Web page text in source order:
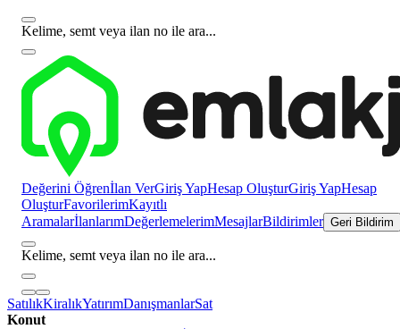
Kelime, semt veya ilan no ile ara...
Değerini Öğrenİlan VerGiriş YapHesap OluşturGiriş YapHesap
OluşturFavorilerimKayıtlı
AramalarİlanlarımDeğerlemelerimMesajlarBildirimler Geri Bildirim
Kelime, semt veya ilan no ile ara...
SatılıkKiralıkYatırımDanışmanlarSat
Konut